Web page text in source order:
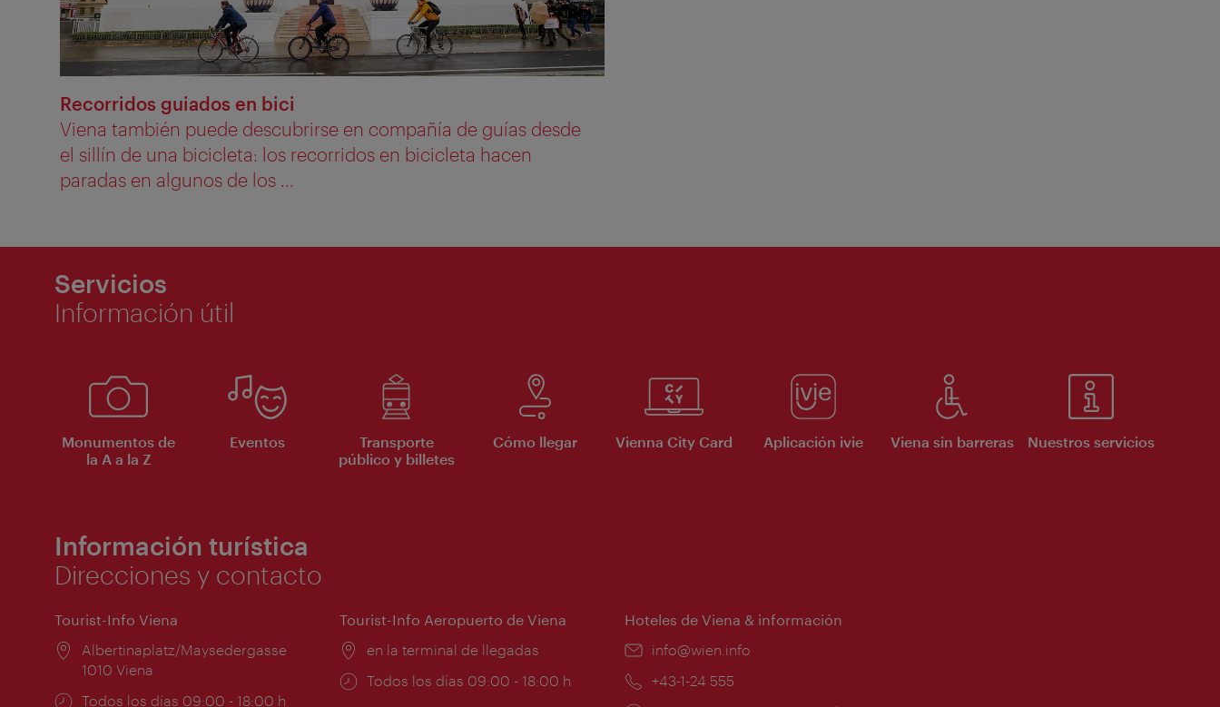
Recorridos guiados en bici
Viena también puede descubrirse en compañía de guías desde
el sillín de una bicicleta: los recorridos en bicicleta hacen
paradas en algunos de los ...
Servicios
Información útil
Monumentos de
la A a la Z
Eventos
Transporte
público y billetes
Cómo llegar Vienna City Card Aplicación ivie Viena sin barreras Nuestros servicios
Información turística
Direcciones y contacto
Tourist-Info Viena
Lugar:
Albertinaplatz/Maysedergasse
1010 Viena
Horarios
Todos los días 09:00 - 18:00 h
Tourist-Info Aeropuerto de Viena
Lugar:
en la terminal de llegadas
Horarios
Todos los días 09:00 - 18:00 h
Hoteles de Viena & información
e-
info@wien.info
Teléfono:
+43-1-24 555